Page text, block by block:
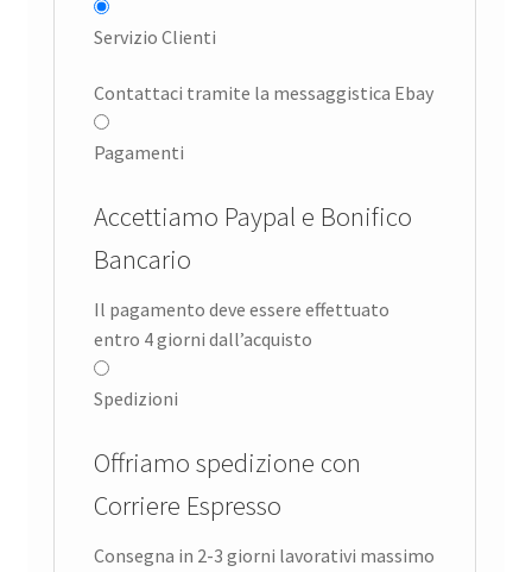
Servizio Clienti
Contattaci tramite la messaggistica Ebay
Pagamenti
Accettiamo Paypal e Bonifico
Bancario
Il pagamento deve essere effettuato
entro 4 giorni dall’acquisto
Spedizioni
Offriamo spedizione con
Corriere Espresso
Consegna in 2-3 giorni lavorativi massimo